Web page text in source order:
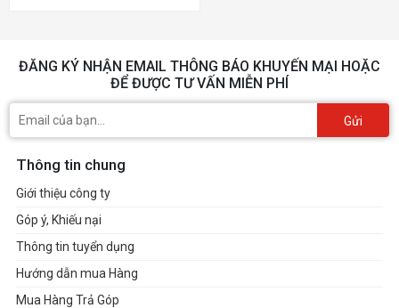
ĐĂNG KÝ NHẬN EMAIL THÔNG BÁO KHUYẾN MẠI HOẶC
ĐỂ ĐƯỢC TƯ VẤN MIỄN PHÍ
Gửi
Thông tin chung
Giới thiệu công ty
Góp ý, Khiếu nại
Thông tin tuyển dụng
Hướng dẫn mua Hàng
Mua Hàng Trả Góp